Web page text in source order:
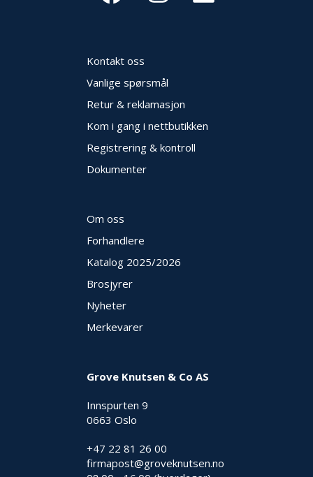
Kontakt oss
Vanlige spørsmål
Retur & reklamasjon
Kom i gang i nettbutikken
Registrering & kontroll
Dokumenter
Om oss
Forhandlere
Katalog 2025/2026
Brosjyrer
Nyheter
Merkevarer
Grove Knutsen & Co AS
Innspurten 9
0663 Oslo
+47 22 81 26 00
firmapost@groveknutsen.no